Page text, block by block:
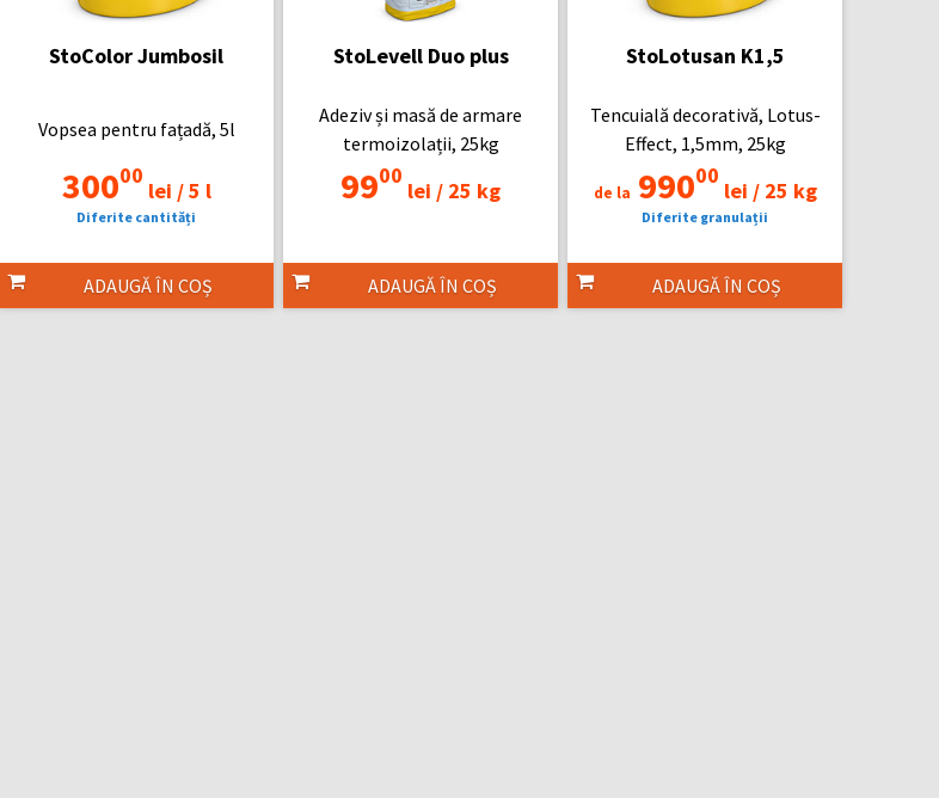
StoColor Jumbosil
Vopsea pentru fațadă, 5l
30000
lei /5 l
Diferite cantități
ADAUGĂ ÎN COȘ
StoLevell Duo plus
Adeziv și masă de armare
termoizolații, 25kg
9900
lei / 25 kg
ADAUGĂ ÎN COȘ
StoLotusan K1,5
Tencuială decorativă, Lotus-
Effect, 1,5mm, 25kg
de la 99000
lei /25 kg
Diferite granulații
ADAUGĂ ÎN COȘ